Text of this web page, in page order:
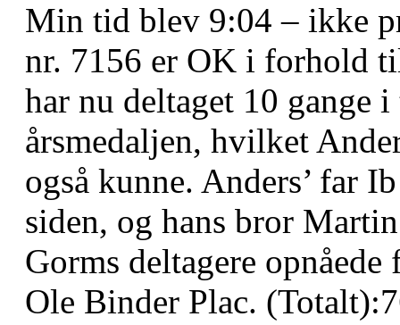
Min tid blev 9:04 – ikke
nr. 7156 er OK i forhold
har nu deltaget 10 gange
årsmedaljen, hvilket
også kunne. Anders’ far
siden, og hans bror
Gorms deltagere
Ole Binder Plac.